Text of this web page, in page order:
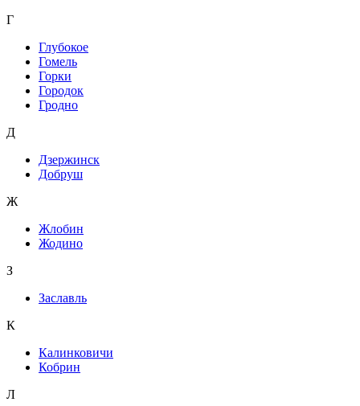
Г
Глубокое
Гомель
Горки
Городок
Гродно
Д
Дзержинск
Добруш
Ж
Жлобин
Жодино
З
Заславль
К
Калинковичи
Кобрин
Л